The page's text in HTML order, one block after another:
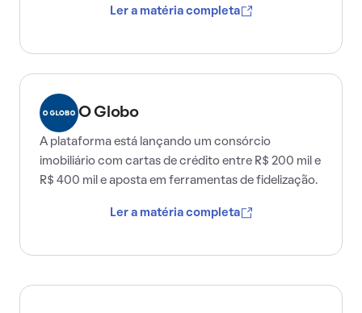
Ler a matéria completa
O Globo
A plataforma está lançando um consórcio
imobiliário com cartas de crédito entre R$ 200 mil e
R$ 400 mil e aposta em ferramentas de fidelização.
Ler a matéria completa